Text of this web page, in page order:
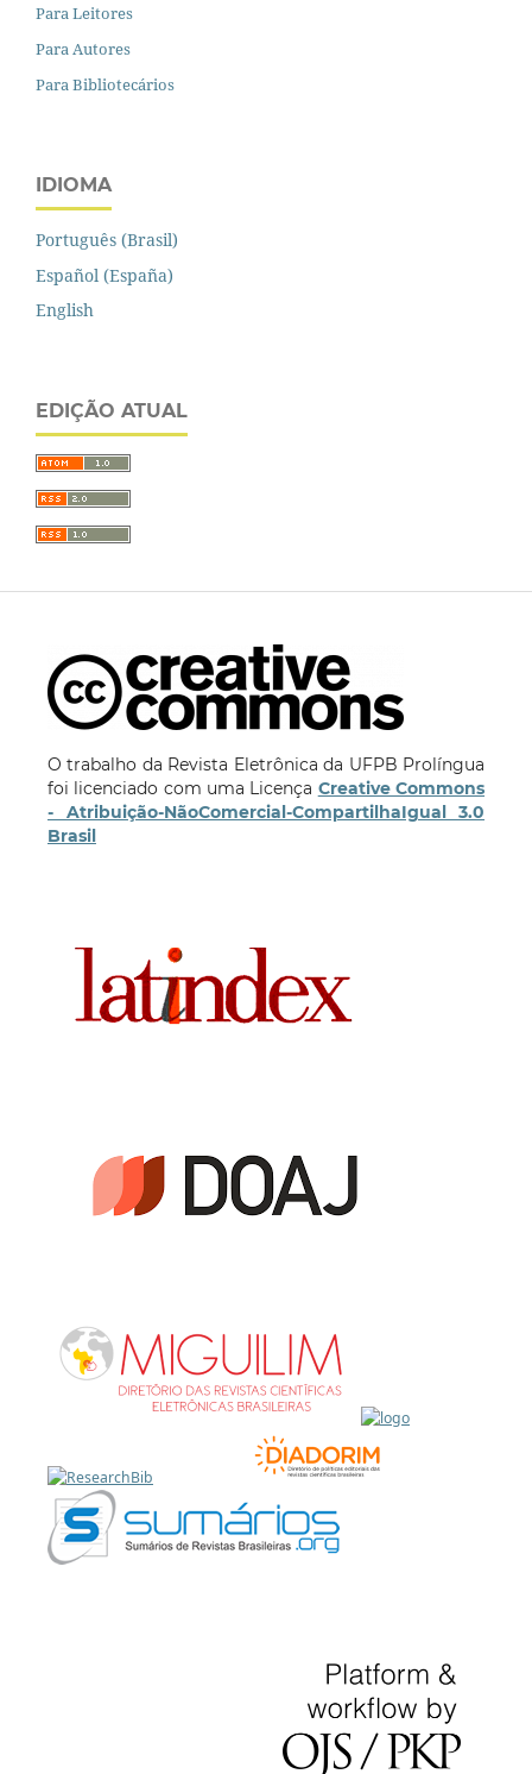
Para Leitores
Para Autores
Para Bibliotecários
IDIOMA
Português (Brasil)
Español (España)
English
EDIÇÃO ATUAL
O trabalho da Revista Eletrônica da UFPB Prolíngua
foi licenciado com uma Licença Creative Commons
- Atribuição-NãoComercial-CompartilhaIgual 3.0
Brasil